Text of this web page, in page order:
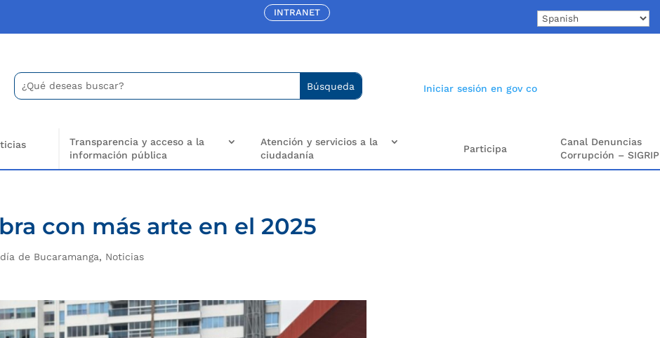
INTRANET
Buscar:
Search
for...
Iniciar sesión en gov co
Transparencia y acceso a la
información pública
Atención y servicios a la
ciudadanía
Participa
Canal Denuncias
Corrupción – SIGRIP
con más arte en el 2025
de Bucaramanga, Noticias